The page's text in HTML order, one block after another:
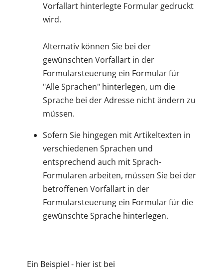
Vorfallart hinterlegte Formular gedruckt
wird.
Alternativ können Sie bei der
gewünschten Vorfallart in der
Formularsteuerung ein Formular für
"Alle Sprachen" hinterlegen, um die
Sprache bei der Adresse nicht ändern zu
müssen.
Sofern Sie hingegen mit Artikeltexten in
verschiedenen Sprachen und
entsprechend auch mit Sprach-
Formularen arbeiten, müssen Sie bei der
betroffenen Vorfallart in der
Formularsteuerung ein Formular für die
gewünschte Sprache hinterlegen.
Ein Beispiel - hier ist bei